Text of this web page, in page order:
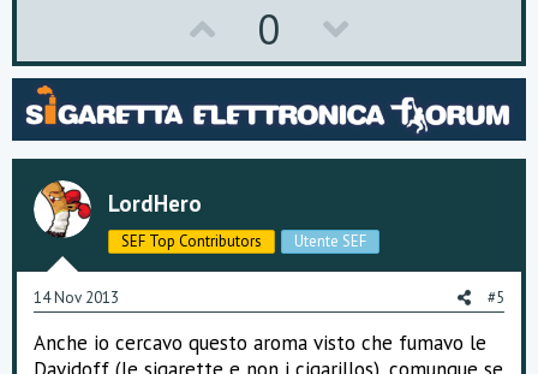
p
v
o
e
0
o
w
n
o
t
e
LordHero
SEF Top Contributors Utente SEF
14 Nov 2013 #5
Anche io cercavo questo aroma visto che fumavo le